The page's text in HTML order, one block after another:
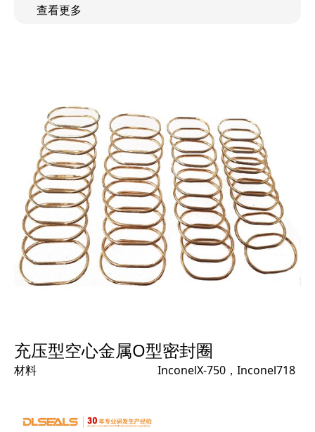
查看更多
充压型空心金属O型密封圈
材料 InconelX-750，Inconel718